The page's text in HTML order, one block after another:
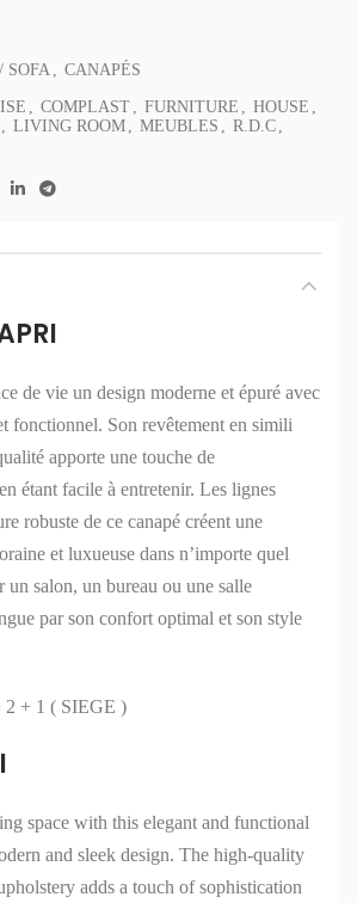
SOFA , CANAPÉS
, COMPLAST , FURNITURE , HOUSE ,
, LIVING ROOM , MEUBLES , R.D.C ,
de vie un design moderne et épuré avec
fonctionnel. Son revêtement en simili
apporte une touche de
étant facile à entretenir. Les lignes
robuste de ce canapé créent une
et luxueuse dans n’importe quel
un salon, un bureau ou une salle
par son confort optimal et son style
2 + 1 ( SIEGE )
space with this elegant and functional
and sleek design. The high-quality
adds a touch of sophistication